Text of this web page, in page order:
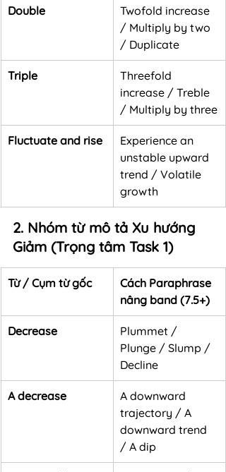
Double
Twofold increase
/ Multiply by two
/ Duplicate
Triple
Threefold
increase / Treble
/ Multiply by three
Fluctuate and rise
Experience an
unstable upward
trend / Volatile
growth
2. Nhóm từ mô tả Xu hướng
Giảm (Trọng tâm Task 1)
Từ / Cụm từ gốc
Cách Paraphrase
nâng band (7.5+)
Decrease
Plummet /
Plunge / Slump /
Decline
A decrease
A downward
trajectory / A
downward trend
/ A dip